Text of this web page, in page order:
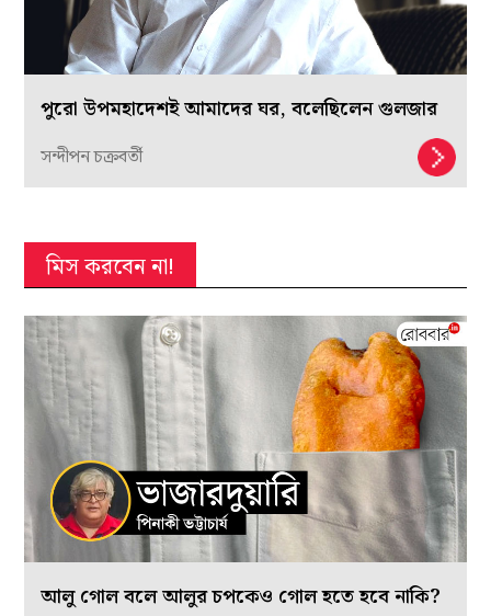
পুরো উপমহাদেশই আমাদের ঘর, বলেছিলেন গুলজার
সন্দীপন চক্রবর্তী
মিস করবেন না!
আলু গোল বলে আলুর চপকেও গোল হতে হবে নাকি?